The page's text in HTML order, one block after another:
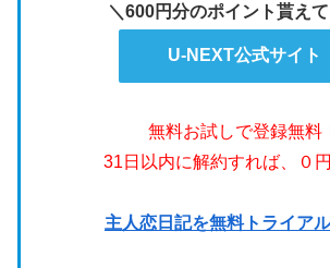
＼600円分のポイント貰え
U-NEXT公式サイト
無料お試しで登録無料
31日以内に解約すれば、０円
主人恋日記を無料トライア